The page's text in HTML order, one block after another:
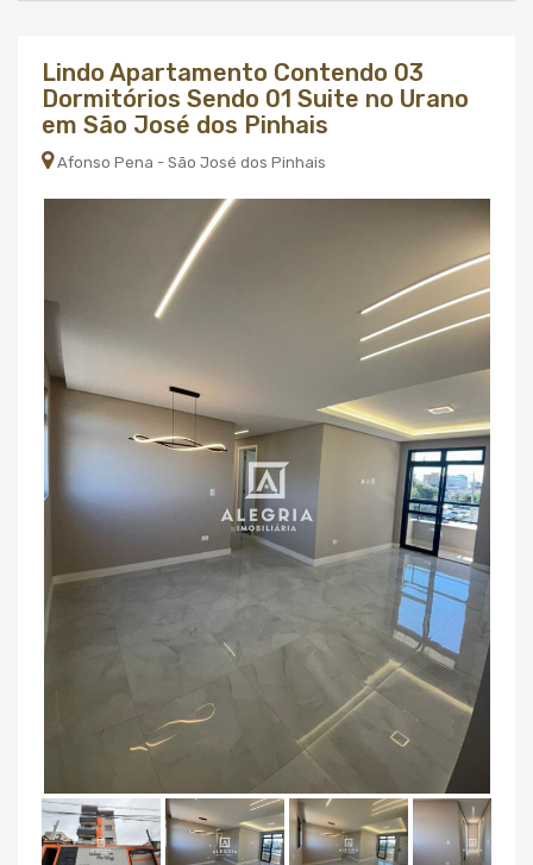
Lindo Apartamento Contendo 03
Dormitórios Sendo 01 Suite no Urano
em São José dos Pinhais
Afonso Pena - São José dos Pinhais